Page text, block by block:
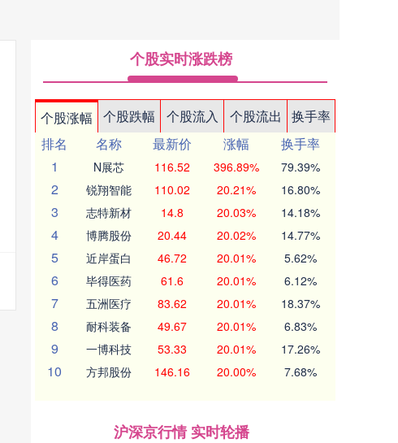
个股实时涨跌榜
个股涨幅 个股跌幅 个股流入 个股流出
换手率
排名
名称 最新价 涨幅
换手率
1
N展芯 116.52 396.89% 79.39%
2 锐翔智能 110.02 20.21% 16.80%
3 志特新材 14.8 20.03% 14.18%
4 博腾股份 20.44 20.02% 14.77%
5 近岸蛋白 46.72 20.01% 5.62%
6 毕得医药 61.6 20.01% 6.12%
7 五洲医疗 83.62 20.01% 18.37%
8 耐科装备 49.67 20.01% 6.83%
9 一博科技 53.33 20.01% 17.26%
10 方邦股份 146.16 20.00% 7.68%
沪深京行情 实时轮播